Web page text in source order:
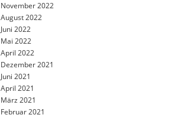
November 2022
August 2022
Juni 2022
Mai 2022
April 2022
Dezember 2021
Juni 2021
April 2021
März 2021
Februar 2021